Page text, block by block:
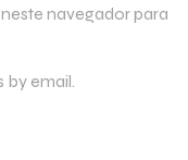
navegador para
email.